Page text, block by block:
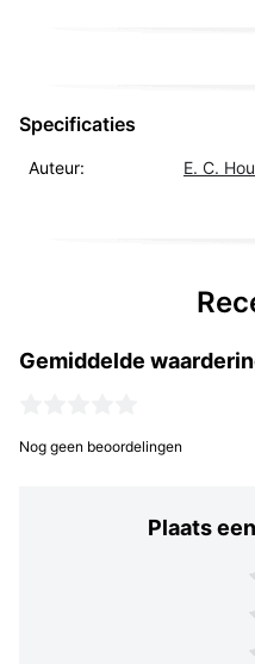
Specificaties
Auteur: E. C.
Gemiddelde
Nog geen beoordelingen
Plaats